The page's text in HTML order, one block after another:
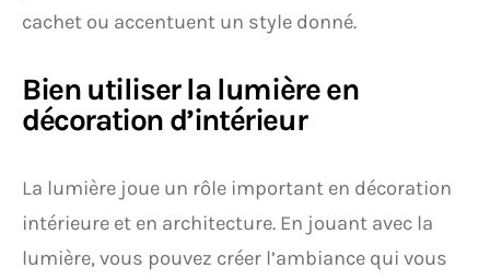
cachet ou accentuent un style donné.
Bien utiliser la lumière en
décoration d’intérieur
La lumière joue un rôle important en décoration
intérieure et en architecture. En jouant avec la
lumière, vous pouvez créer l’ambiance qui vous